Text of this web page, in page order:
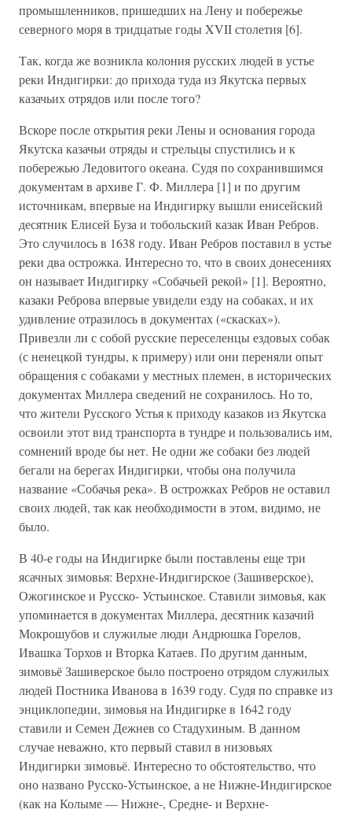
промышленников, пришедших на Лену и побережье
северного моря в тридцатые годы XVII столетия [6].
Так, когда же возникла колония русских людей в устье
реки Индигирки: до прихода туда из Якутска первых
казачьих отрядов или после того?
Вскоре после открытия реки Лены и основания города
Якутска казачьи отряды и стрельцы спустились и к
побережью Ледовитого океана. Судя по сохранившимся
документам в архиве Г. Ф. Миллера [1] и по другим
источникам, впервые на Индигирку вышли енисейский
десятник Елисей Буза и тобольский казак Иван Ребров.
Это случилось в 1638 году. Иван Ребров поставил в устье
реки два острожка. Интересно то, что в своих донесениях
он называет Индигирку «Собачьей рекой» [1]. Вероятно,
казаки Реброва впервые увидели езду на собаках, и их
удивление отразилось в документах («скасках»).
Привезли ли с собой русские переселенцы ездовых собак
(с ненецкой тундры, к примеру) или они переняли опыт
обращения с собаками у местных племен, в исторических
документах Миллера сведений не сохранилось. Но то,
что жители Русского Устья к приходу казаков из Якутска
освоили этот вид транспорта в тундре и пользовались им,
сомнений вроде бы нет. Не одни же собаки без людей
бегали на берегах Индигирки, чтобы она получила
название «Собачья река». В острожках Ребров не оставил
своих людей, так как необходимости в этом, видимо, не
было.
В 40-е годы на Индигирке были поставлены еще три
ясачных зимовья: Верхне-Индигирское (Зашиверское),
Ожогинское и Русско- Устьинское. Ставили зимовья, как
упоминается в документах Миллера, десятник казачий
Мокрошубов и служилые люди Андрюшка Горелов,
Ивашка Торхов и Вторка Катаев. По другим данным,
зимовьё Зашиверское было построено отрядом служилых
людей Постника Иванова в 1639 году. Судя по справке из
энциклопедии, зимовья на Индигирке в 1642 году
ставили и Семен Дежнев со Стадухиным. В данном
случае неважно, кто первый ставил в низовьях
Индигирки зимовьё. Интересно то обстоятельство, что
оно названо Русско-Устьинское, а не Нижне-Индигирское
(как на Колыме — Нижне-, Средне- и Верхне-